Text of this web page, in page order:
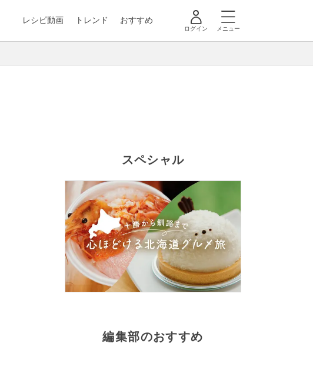
レシピ動画 トレンド おすすめ
ログイン メニュー
スペシャル
編集部のおすすめ